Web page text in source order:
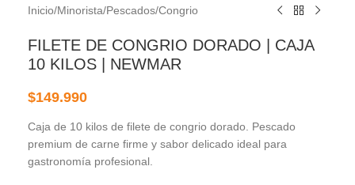
Inicio/Minorista/Pescados/Congrio
FILETE DE CONGRIO DORADO | CAJA
10 KILOS | NEWMAR
$149.990
Caja de 10 kilos de filete de congrio dorado. Pescado
premium de carne firme y sabor delicado ideal para
gastronomía profesional.